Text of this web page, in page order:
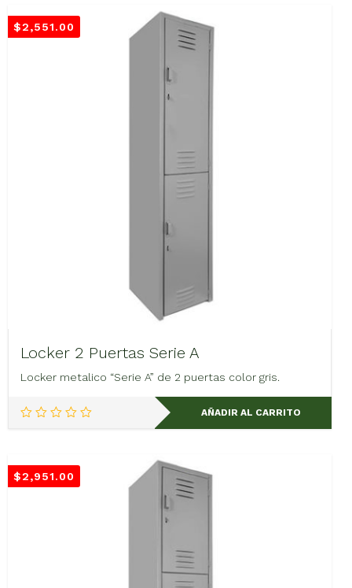
$2,551.00
Locker 2 Puertas Serie A
Locker metalico “Serie A” de 2 puertas color gris.
AÑADIR AL CARRITO
$2,951.00